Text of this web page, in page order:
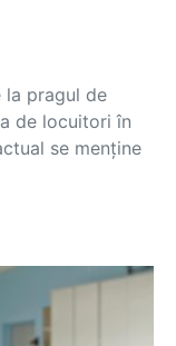
la pragul de
de locuitori în
se menține